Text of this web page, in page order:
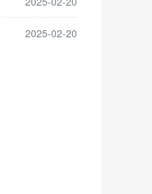
2025-02-20